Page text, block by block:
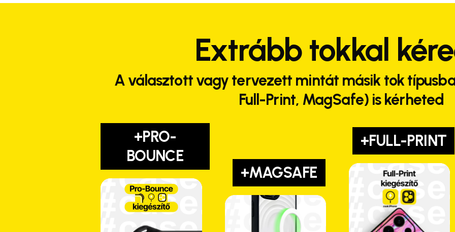
Extrább tokkal
A választott vagy tervezett mintát másik tok
Full-Print, MagSafe) is kérheted
+PRO-
BOUNCE
+MAGSAFE
+FULL-PRINT